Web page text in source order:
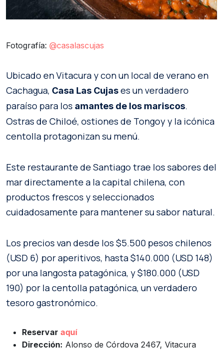
Fotografía: @casalascujas
Ubicado en Vitacura y con un local de verano en
Cachagua, Casa Las Cujases un verdadero
paraíso para los amantes de los mariscos.
Ostras de Chiloé, ostiones de Tongoy y la icónica
centolla protagonizan su menú.
Este restaurante de Santiago trae los sabores del
mar directamente a la capital chilena, con
productos frescos y seleccionados
cuidadosamente para mantener su sabor natural.
Los precios van desde los $5.500 pesos chilenos
(USD 6) por aperitivos, hasta $140.000 (USD 148)
por una langosta patagónica, y $180.000 (USD
190) por la centolla patagónica, un verdadero
tesoro gastronómico.
Reservar aquí
Dirección: Alonso de Córdova 2467, Vitacura